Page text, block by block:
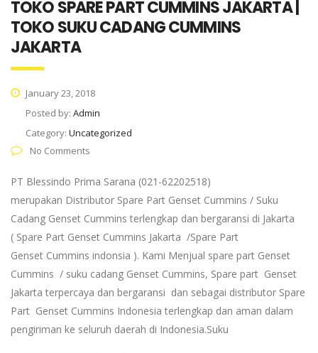
TOKO SPARE PART CUMMINS JAKARTA |
TOKO SUKU CADANG CUMMINS
JAKARTA
January 23, 2018
Posted by: Admin
Category: Uncategorized
No Comments
PT Blessindo Prima Sarana (021-62202518)
merupakan Distributor Spare Part Genset Cummins / Suku
Cadang Genset Cummins terlengkap dan bergaransi di Jakarta
( Spare Part Genset Cummins Jakarta /Spare Part
Genset Cummins indonsia ). Kami Menjual spare part Genset
Cummins / suku cadang Genset Cummins, Spare part Genset
Jakarta terpercaya dan bergaransi dan sebagai distributor Spare
Part Genset Cummins Indonesia terlengkap dan aman dalam
pengiriman ke seluruh daerah di Indonesia.Suku